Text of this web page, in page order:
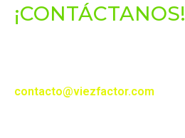
¡CONTÁCTANOS!
contacto@viezfactor.com